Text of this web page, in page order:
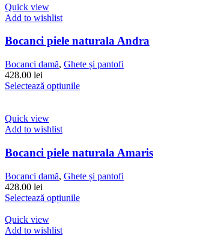
fost:
449.00 lei.
variații.
pot
fi
în
Quick view
Add to wishlist
Bocanci piele naturala Andra
Bocanci damă, Ghete și pantofi
428.00 lei
Selectează opțiunileAcest
Opțiunile
pot
fi
alese
pagina
Quick view
Add to wishlist
Bocanci piele naturala Amaris
Bocanci damă, Ghete și pantofi
428.00 lei
Selectează opțiunileAcest
Quick view
Add to wishlist